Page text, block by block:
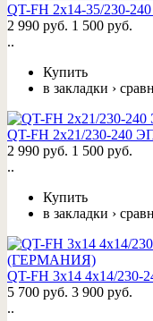
QT-FH 2x14-35/230-
2 990 руб. 1 500 руб.
..
Купить
в закладки ›
QT-FH 2x21/230-240
2 990 руб. 1 500 руб.
..
Купить
в закладки ›
QT-FH 3x14 4x14/
5 700 руб. 3 900 руб.
..